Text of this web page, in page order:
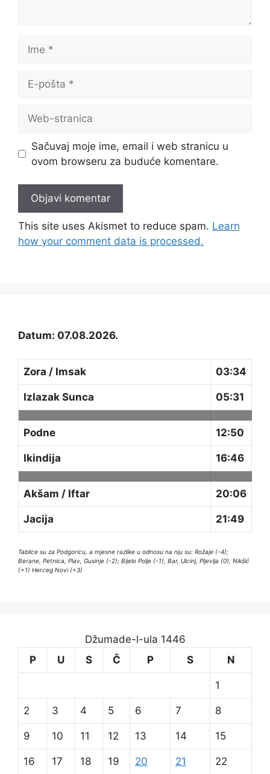
pošta
stranica
Sačuvaj moje ime, email i web stranicu u
ovom browseru za buduće komentare.
This site uses Akismet to reduce spam. Learn
how your comment data is processed.
Datum: 07.08.2026.
Zora / Imsak 03:34
Izlazak Sunca 05:31
Podne 12:50
Ikindija 16:46
Akšam / Iftar 20:06
Jacija 21:49
Tablice su za Podgoricu, a mjesne razlike u odnosu na nju su: Rožaje (-4);
Berane, Petnica, Plav, Gusinje (-2); Bijelo Polje (-1), Bar, Ulcinj, Pljevlja (0), Nikšić
(+1) Herceg Novi (+3)
Džumade-l-ula 1446
P
U S Č P S N
1
2 3 4 5 6 7 8
9 10 11 12 13 14 15
16 17 18 19 20 21 22